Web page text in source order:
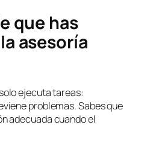
que has
asesoría
ejecuta tareas:
problemas. Sabes que
adecuada cuando el